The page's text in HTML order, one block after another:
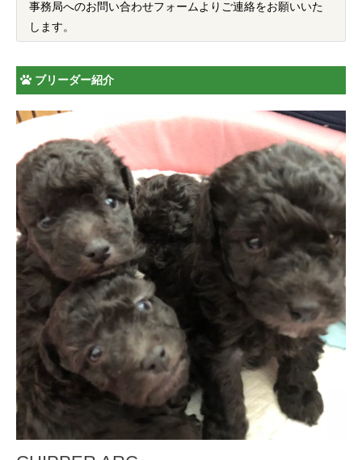
事務局へのお問い合わせフォームよりご連絡をお願いいた
します。
ブリーダー紹介